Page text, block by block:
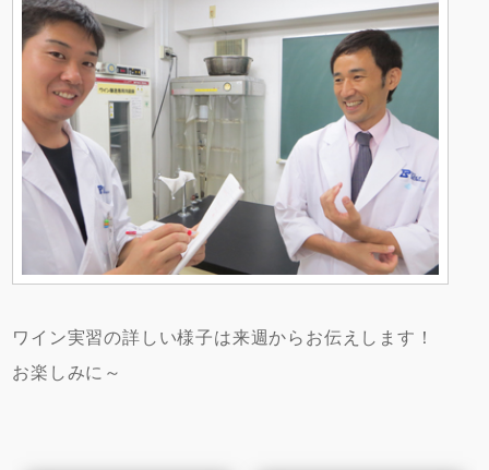
ワイン実習の詳しい様子は来週からお伝えします！
お楽しみに～